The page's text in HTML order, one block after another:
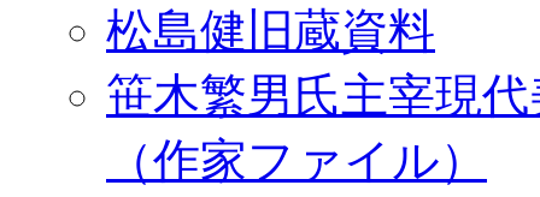
松島健旧蔵資料
笹木繁男氏主宰現
（作家ファイル）